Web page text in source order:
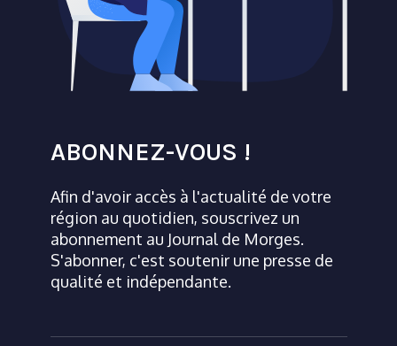
ABONNEZ-VOUS !
Afin d'avoir accès à l'actualité de votre
région au quotidien, souscrivez un
abonnement au Journal de Morges.
S'abonner, c'est soutenir une presse de
qualité et indépendante.